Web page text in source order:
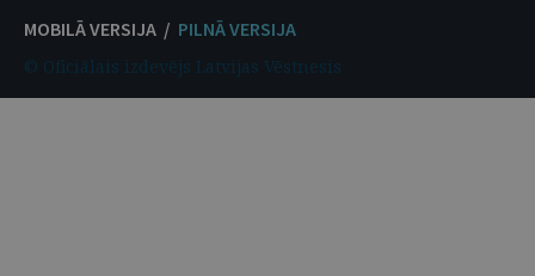
MOBILĀ VERSIJA / PILNĀ VERSIJA
© Oficiālais izdevējs Latvijas Vēstnesis